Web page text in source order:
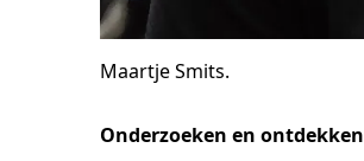
Maartje Smits.
Onderzoeken en ontdekken